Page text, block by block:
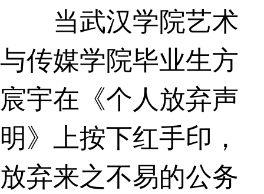
当武汉学院艺术
与传媒学院毕业生方
宸宇在《个人放弃声
明》上按下红手印，
放弃来之不易的公务